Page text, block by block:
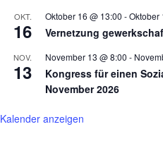
OKT.
16
Oktober 16 @ 13:00 -Oktober
Vernetzung
NOV.
13
November 13 @ 8:00 -
Kongress für einen
November 2026
Kalender anzeigen